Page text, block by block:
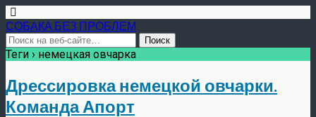
СОБАКА БЕЗ ПРОБЛЕМ
Теги › немецкая овчарка
Дрессировка немецкой овчарки.
Команда Апорт